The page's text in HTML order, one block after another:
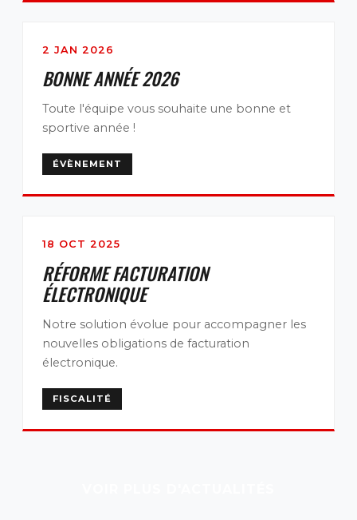
2 JAN 2026
BONNE ANNÉE 2026
Toute l'équipe vous souhaite une bonne et
sportive année !
ÉVÈNEMENT
18 OCT 2025
RÉFORME FACTURATION
ÉLECTRONIQUE
Notre solution évolue pour accompagner les
nouvelles obligations de facturation
électronique.
FISCALITÉ